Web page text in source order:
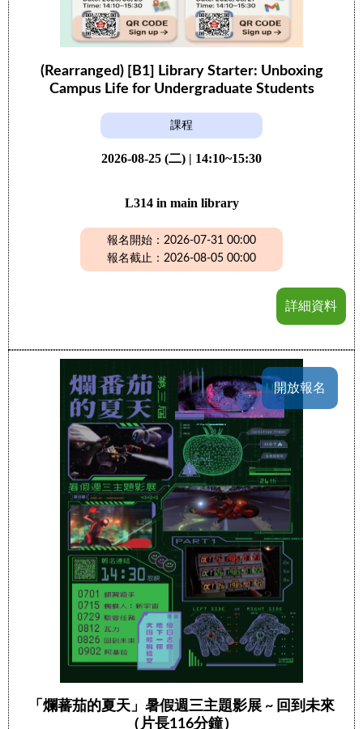
(Rearranged) [B1] Library Starter: Unboxing
Campus Life for Undergraduate Students
課程
2026-08-25 (二) | 14:10~15:30
L314 in main library
報名開始：2026-07-31 00:00
報名截止：2026-08-05 00:00
詳細資料
開放報名
「爛蕃茄的夏天」暑假週三主題影展 ~ 回到未來
（片長116分鐘）